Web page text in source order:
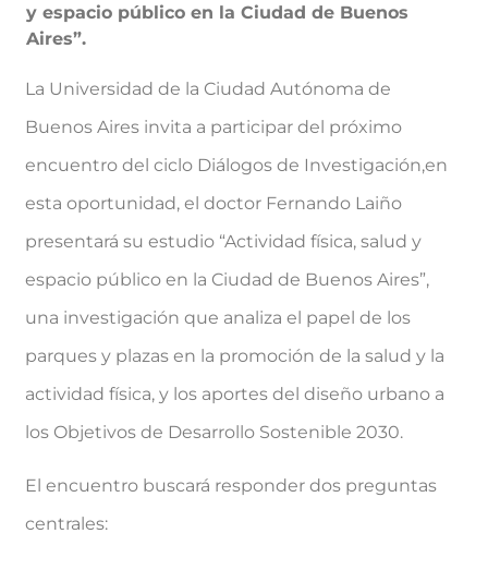
y espacio público en la Ciudad de Buenos
Aires”.
La Universidad de la Ciudad Autónoma de
Buenos Aires invita a participar del próximo
encuentro del ciclo Diálogos de Investigación,en
esta oportunidad, el doctor Fernando Laiño
presentará su estudio “Actividad física, salud y
espacio público en la Ciudad de Buenos Aires”,
una investigación que analiza el papel de los
parques y plazas en la promoción de la salud y la
actividad física, y los aportes del diseño urbano a
los Objetivos de Desarrollo Sostenible 2030.
El encuentro buscará responder dos preguntas
centrales: